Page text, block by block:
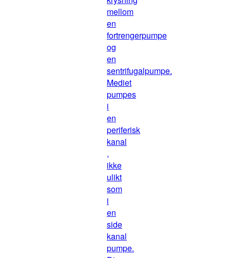
mellom
en
fortrengerpumpe
og
en
sentrifugalpumpe.
Mediet
pumpes
i
en
periferisk
kanal
,
ikke
ulikt
som
i
en
side
kanal
pumpe.